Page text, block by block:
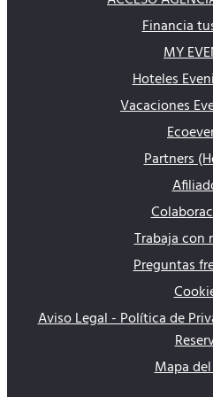
Financia
MY
Hoteles
Vacaciones
Partners
Trabaja con
Preguntas
Aviso Legal - Política de
Mapa